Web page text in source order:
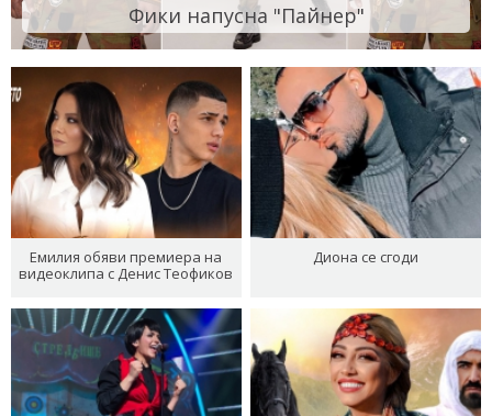
Фики напусна "Пайнер"
Емилия обяви премиера на
видеоклипа с Денис Теофиков
Диона се сгоди